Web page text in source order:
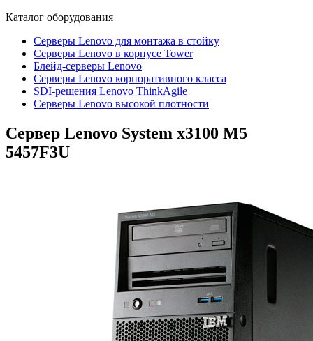
Каталог оборудования
Серверы Lenovo для монтажа в стойку
Серверы Lenovo в корпусе Tower
Блейд-серверы Lenovo
Cерверы Lenovo корпоративного класса
SDI-решения Lenovo ThinkAgile
Серверы Lenovo высокой плотности
Сервер Lenovo System x3100 M5
5457F3U